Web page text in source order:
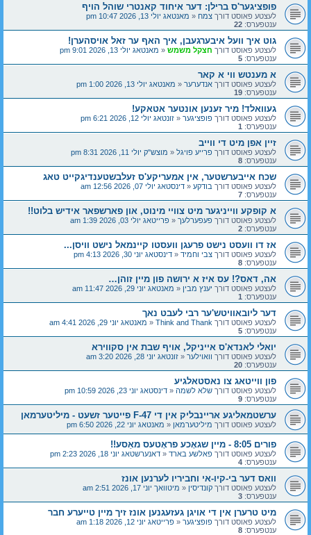
פופציגער'ס ברילן: דער איחוד קאנטרי שוהל הויף
לעצטע פאוסט דורך צמח « מאנטאג יולי 13, 2026 10:47 pm
ענטפערס: 22
גוט איך וועל איבערגעבן, איך האף ער זאל אויסהערן!
לעצטע פאוסט דורך חצקל משמש « מאנטאג יולי 13, 2026 9:01 pm
ענטפערס: 5
א מענטש ווי א קאר
לעצטע פאוסט דורך אנדערער « מאנטאג יולי 13, 2026 1:00 pm
ענטפערס: 19
געוואלד! מיר זענען אונטער אטאקע!
לעצטע פאוסט דורך פופציגער « זונטאג יולי 12, 2026 6:21 pm
ענטפערס: 1
זיין אפן מיט די ווייב
לעצטע פאוסט דורך פרייע פויגל « מוצש"ק יולי 11, 2026 8:31 pm
ענטפערס: 8
שכח אייבערשטער, אין אמעריקע'ס זעלבשטענדיגקייט טאג
לעצטע פאוסט דורך בודקע « דינסטאג יולי 07, 2026 12:56 am
ענטפערס: 7
א קופקע ווייניגער מיט צוויי מינוט, און פארשפאר אידיש בלוט!!
לעצטע פאוסט דורך פעפערלעך « פרייטאג יולי 03, 2026 1:39 am
ענטפערס: 2
אז דו וועסט נישט פרעגן וועסטו קיינמאל נישט וויסן...
לעצטע פאוסט דורך צבי וחמיד « דינסטאג יוני 30, 2026 4:13 pm
ענטפערס: 8
אה, דאס?! עס איז א ירושה פון מיין זוהן…
לעצטע פאוסט דורך יענץ מבין « מאנטאג יוני 29, 2026 11:47 am
ענטפערס: 1
דער ליובאוויטש'ער רבי לעבט נאך
לעצטע פאוסט דורך Think and Thank
« מאנטאג יוני 29, 2026 4:41 am
ענטפערס: 5
יואלי לאנדא'ס אייניקל, אויף שבת אין סקווירא
לעצטע פאוסט דורך וואוילער « זונטאג יוני 28, 2026 3:20 am
ענטפערס: 20
פון ווייטאג צו נאסטאלגיע
לעצטע פאוסט דורך שלא לשמה « דינסטאג יוני 23, 2026 10:59 pm
ענטפערס: 9
ערשטמאליגע אריינבליק אין די F-47 פייטער זשעט - מיליטערמאן
לעצטע פאוסט דורך מיליטערמאן « מאנטאג יוני 22, 2026 6:50 pm
פורים 8:05 - מיין שגאָכע פראָטעס מאַסע!!
לעצטע פאוסט דורך פאלשע בארד « דאנערשטאג יוני 18, 2026 2:23 pm
ענטפערס: 4
וואס דער בי-קיו-אי וחביריו לערנען אונז
לעצטע פאוסט דורך קונדיסין « מיטוואך יוני 17, 2026 2:51 am
ענטפערס: 3
מיט טרערן אין די אויגן געזעגנען אונז זיך מיין טייערע חבר
לעצטע פאוסט דורך פופציגער « פרייטאג יוני 12, 2026 1:18 am
ענטפערס: 8